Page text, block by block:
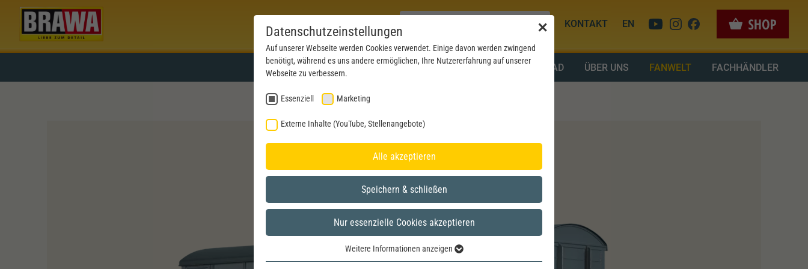
KONTAKT EN
PRODUKTE AKTUELLES SERVICE DOWNLOAD ÜBER UNS FANWELT FACHHÄNDLER
✕
Datenschutzeinstellungen
Auf unserer Webseite werden Cookies verwendet. Einige davon werden zwingend
benötigt, während es uns andere ermöglichen, Ihre Nutzererfahrung auf unserer
Webseite zu verbessern.
Essenziell Marketing
Externe Inhalte (YouTube, Stellenangebote)
Alle akzeptieren
Speichern & schließen
Nur essenzielle Cookies akzeptieren
Weitere Informationen anzeigen